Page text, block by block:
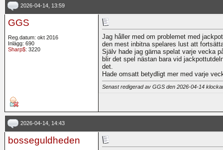
2026-04-14, 13:59
GGS
Reg.datum: okt 2016
Inlägg: 690
Sharp$: 3220
Jag håller med om problemet med
den mest inbitna spelares lust att
Själv hade jag gärna spelat varje vecka
blir det spel nästan bara vid
det.
Hade omsatt betydligt mer med varje
Senast redigerad av GGS den 2026-04-14
2026-04-14, 14:43
bosseguldheden